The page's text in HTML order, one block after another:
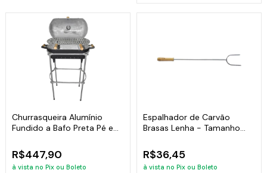
Churrasqueira Alumínio
Fundido a Bafo Preta Pé e
R$447,90
à vista no Pix ou Boleto
Espalhador de Carvão
Brasas Lenha - Tamanho
R$36,45
à vista no Pix ou Boleto